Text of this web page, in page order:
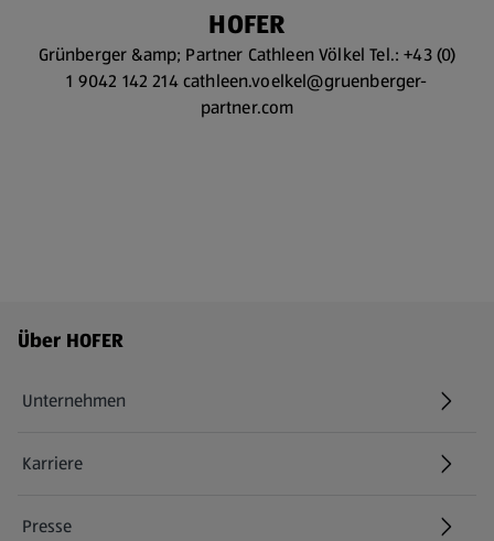
HOFER
Grünberger &amp; Partner Cathleen Völkel Tel.: +43 (0)
1 9042 142 214 cathleen.voelkel@gruenberger-
partner.com
Fußzeilenmenü - weitere Links
Über HOFER
Unternehmen
Karriere
(öffnet in einem neuen Tab)
Presse